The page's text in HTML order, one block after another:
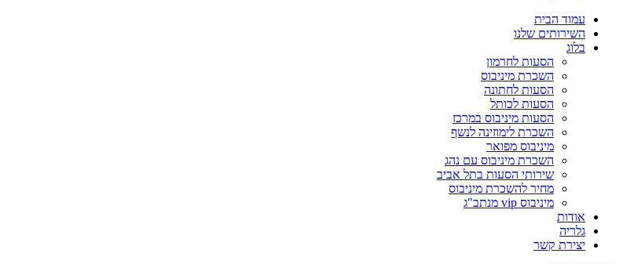
עמוד הבית
השירותים שלנו
בלוג
הסעות לחרמון
השכרת מיניבוס
הסעות לחתונה
הסעות לכותל
הסעות מיניבוס במרכז
השכרת לימוזינה לנשף
מיניבוס מפואר
השכרת מיניבוס עם נהג
שירותי הסעות בתל אביב
מחיר להשכרת מיניבוס
מיניבוס vip מנתב"ג
אודות
גלריה
יצירת קשר